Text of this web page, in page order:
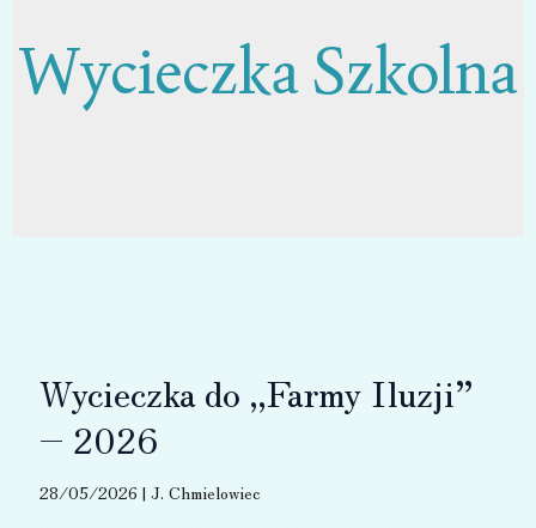
Wycieczka Szkolna
Wycieczka do „Farmy Iluzji”
– 2026
28/05/2026 | J. Chmielowiec